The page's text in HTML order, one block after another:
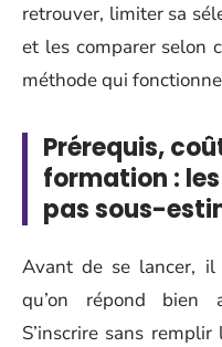
retrouver, limiter sa
et les comparer selon
méthode qui
Prérequis,
formation :
pas sous-
Avant de se lancer, il
qu’on répond bien
S’inscrire sans